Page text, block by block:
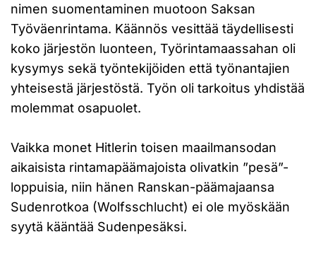
nimen suomentaminen muotoon Saksan
Työväenrintama. Käännös vesittää täydellisesti
koko järjestön luonteen, Työrintamaassahan oli
kysymys sekä työntekijöiden että työnantajien
yhteisestä järjestöstä. Työn oli tarkoitus yhdistää
molemmat osapuolet.
Vaikka monet Hitlerin toisen maailmansodan
aikaisista rintamapäämajoista olivatkin ”pesä”-
loppuisia, niin hänen Ranskan-päämajaansa
Sudenrotkoa (Wolfsschlucht) ei ole myöskään
syytä kääntää Sudenpesäksi.